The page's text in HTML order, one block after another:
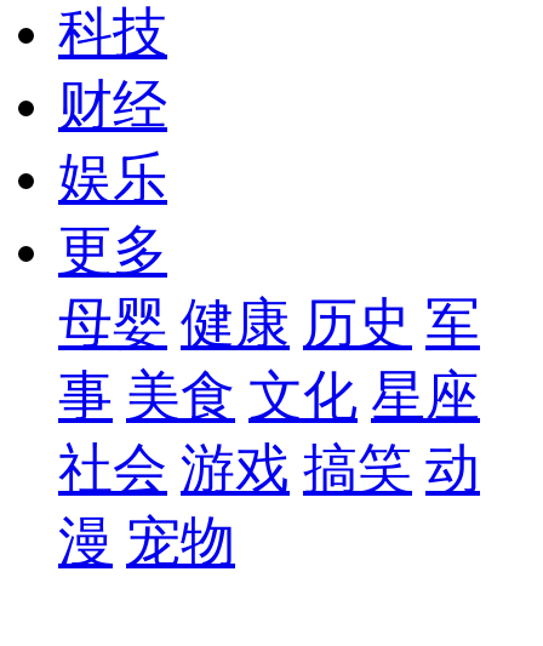
科技
财经
娱乐
更多
母婴 健康 历史 军
事 美食 文化 星座
社会 游戏 搞笑 动
漫 宠物